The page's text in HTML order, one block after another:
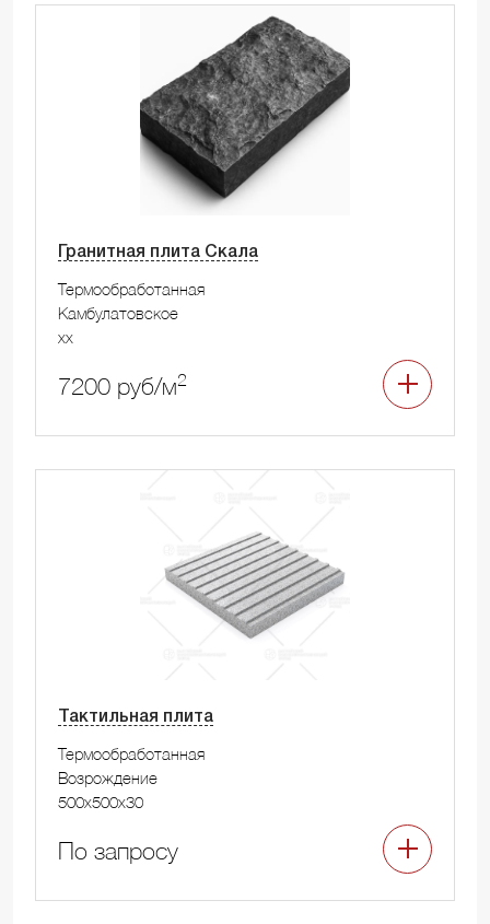
Гранитная плита Скала
Термообработанная
Камбулатовское
xx
7200 руб/м2
Тактильная плита
Термообработанная
Возрождение
500x500x30
По запросу